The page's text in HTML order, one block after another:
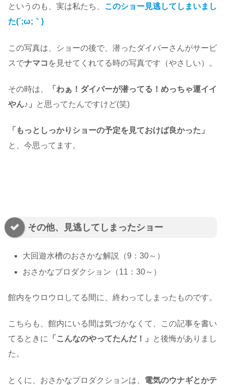
というのも、実は私たち、 このショー見逃してしまいまし
た(´;ω;｀)
この写真は、ショーの後で、潜ったダイバーさんがサービ
スでナマコ を見せてくれてる時の写真です（やさしい）。
その時は、
「わぁ！ダイバーが潜ってる！めっちゃ運イイ
やん♪」
と思ってたんですけど(笑)
「もっとしっかりショーの予定を見ておけば良かった」
と、今思ってます。
その他、見逃してしまったショー
大回遊水槽のおさかな解説（9：30～）
おさかなプロダクション（11：30～）
館内をウロウロしてる間に、終わってしまったものです。
こちらも、館内にいる間は気づかなくて、この記事を書い
てるときに 「こんなのやってたんだ！」
と後悔がありまし
た。
とくに、おさかなプロダクションは、 電気のウナギとかテ